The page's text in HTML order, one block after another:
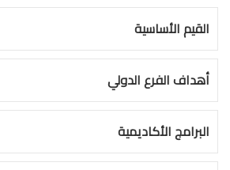
القيم الأساسية
أهداف الفرع الدولي
البرامج الأكاديمية